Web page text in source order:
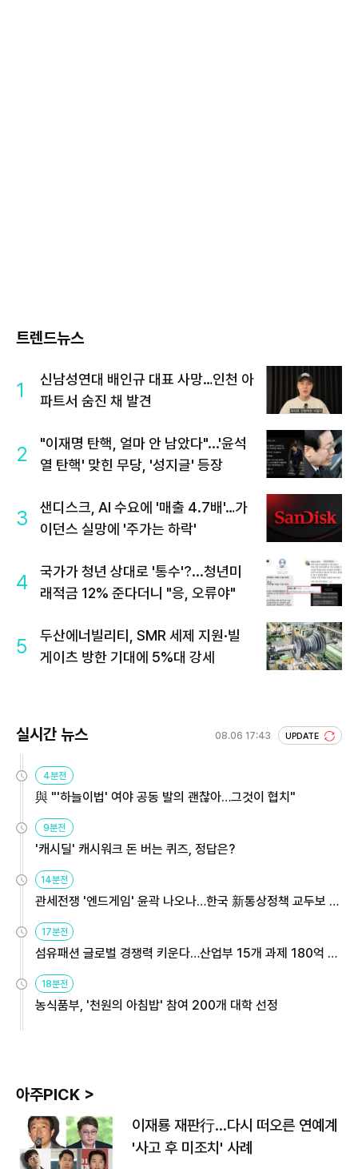
트렌드뉴스
1
신남성연대 배인규 대표 사망…인천 아
파트서 숨진 채 발견
2
"이재명 탄핵, 얼마 안 남았다"...'윤석
열 탄핵' 맞힌 무당, '성지글' 등장
3
샌디스크, AI 수요에 '매출 4.7배'…가
이던스 실망에 '주가는 하락'
4
국가가 청년 상대로 '통수'?...청년미
래적금 12% 준다더니 "응, 오류야"
5
두산에너빌리티, SMR 세제 지원·빌
게이츠 방한 기대에 5%대 강세
실시간 뉴스 08.06 17:43 UPDATE
4분전
與 "'하늘이법' 여야 공동 발의 괜찮아…그것이 협치"
9분전
'캐시딜' 캐시워크 돈 버는 퀴즈, 정답은?
14분전
관세전쟁 '엔드게임' 윤곽 나오나…한국 新통상정책 교두보 활
용해야
17분전
섬유패션 글로벌 경쟁력 키운다…산업부 15개 과제 180억 지
원
18분전
농식품부, '천원의 아침밥' 참여 200개 대학 선정
아주PICK >
이재룡 재판行…다시 떠오른 연예계
'사고 후 미조치' 사례